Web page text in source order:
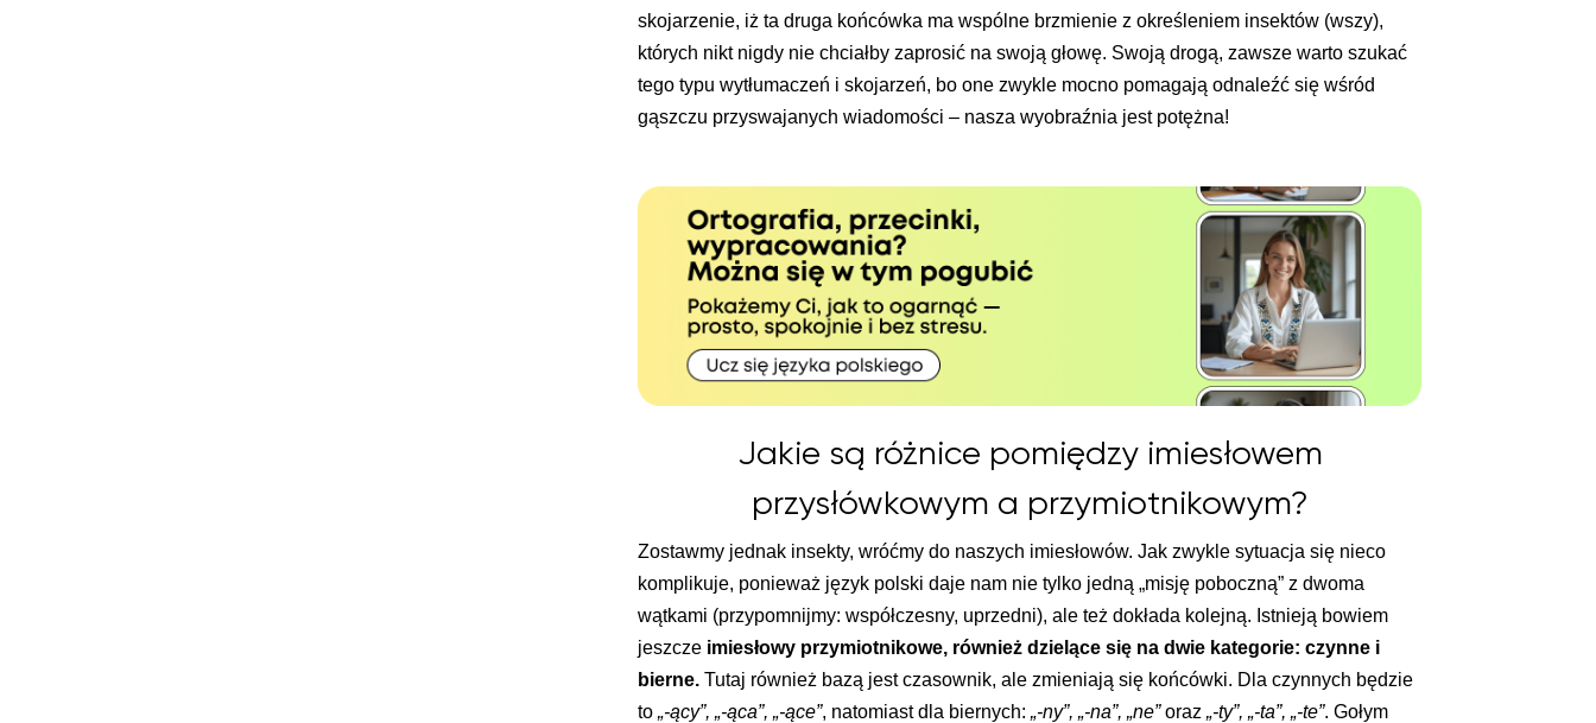
skojarzenie, iż ta druga końcówka ma wspólne brzmienie z określeniem insektów (wszy),
których nikt nigdy nie chciałby zaprosić na swoją głowę. Swoją drogą, zawsze warto szukać
tego typu wytłumaczeń i skojarzeń, bo one zwykle mocno pomagają odnaleźć się wśród
gąszczu przyswajanych wiadomości – nasza wyobraźnia jest potężna!
Jakie są różnice pomiędzy imiesłowem
przysłówkowym a przymiotnikowym?
Zostawmy jednak insekty, wróćmy do naszych imiesłowów. Jak zwykle sytuacja się nieco
komplikuje, ponieważ język polski daje nam nie tylko jedną „misję poboczną” z dwoma
wątkami (przypomnijmy: współczesny, uprzedni), ale też dokłada kolejną. Istnieją bowiem
jeszcze imiesłowy przymiotnikowe, również dzielące się na dwie kategorie: czynne i
bierne. Tutaj również bazą jest czasownik, ale zmieniają się końcówki. Dla czynnych będzie
to „-ący”, „-ąca”, „-ące”, natomiast dla biernych: „-ny”, „-na”, „ne”oraz „-ty”, „-ta”, „-te”. Gołym